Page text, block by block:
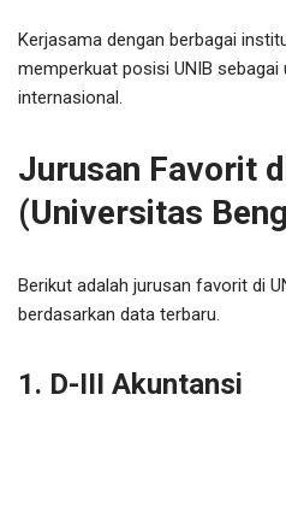
Kerjasama dengan berbagai
memperkuat posisi UNIB
internasional.
Jurusan Favorit
(Universitas
Berikut adalah jurusan favorit di
berdasarkan data terbaru.
1. D-III Akuntansi